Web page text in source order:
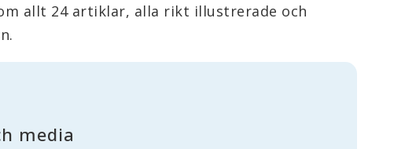
allt 24 artiklar, alla rikt illustrerade och
media